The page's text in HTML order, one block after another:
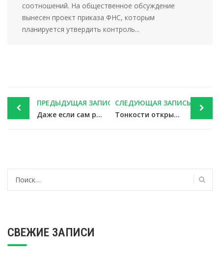
соотношений. На общественное обсуждение
вынесен проект приказа ФНС, которым
планируется утвердить контроль...
Post
navigation
ПРЕДЫДУЩАЯ ЗАПИСЬ
Даже если сам работник пришел за зарплатой позже, это – нарушение срока выплаты — новости налоги
СЛЕДУЮЩАЯ ЗАПИСЬ
Тонкости открытия расчетного счета после регистрации юридического лица
СВЕЖИЕ ЗАПИСИ